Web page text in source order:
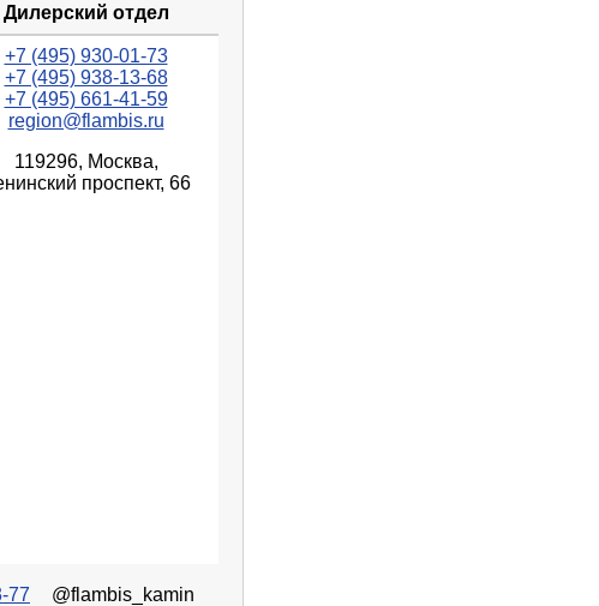
Дилерский отдел
+7 (495) 930-01-73
+7 (495) 938-13-68
+7 (495) 661-41-59
region@flambis.ru
119296, Москва,
проспект, 66
77 @flambis_kamin